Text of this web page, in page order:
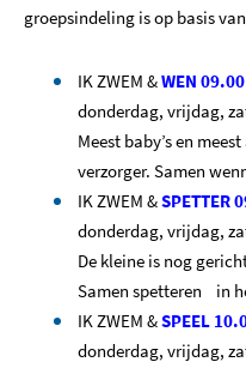
groepsindeling is op basis
IK ZWEM &WEN
donderdag, vrijdag,
Meest baby’s en
verzorger. Samen
IK ZWEM &SPETTER
donderdag, vrijdag,
De kleine is nog
Samen spetteren in
IK ZWEM &SPEEL
donderdag, vrijdag,